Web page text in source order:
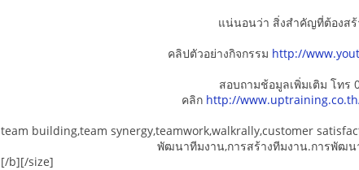
แน่นอนว่า สิ่งสำคัญที่ต้องส
คลิปตัวอย่างกิจกรรม http://
สอบถามช้อมูลเพิ่มเติม โทร
คลิก http://
team building,team synergy,teamwork,walkrally,customer
พัฒนาทีมงาน,การสร้างทีมงาน.การพัฒน
[/b][/size]